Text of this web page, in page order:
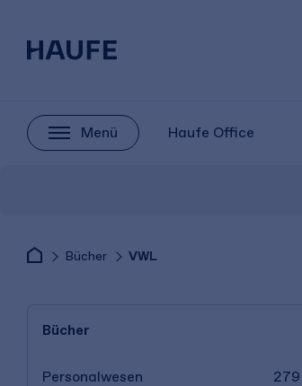
Menü Haufe Office
Bücher VWL
Bücher
Personalwesen 279